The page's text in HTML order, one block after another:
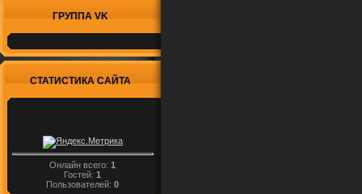
ГРУППА VK
СТАТИСТИКА САЙТА
Онлайн всего:1
Гостей:1
Пользователей:0